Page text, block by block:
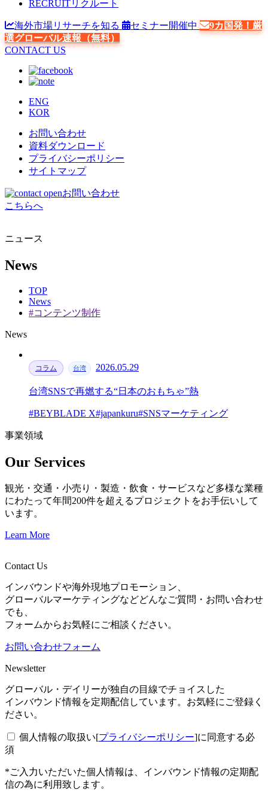
RECRUITリクルート
海外市場リサーチを知る セミナー開催中
9カ国発！厳
選グローバル速報（無料）
CONTACT US
ENG
KOR
お問い合わせ
資料ダウンロード
プライバシーポリシー
サイトマップ
お問い合わせ
こちらへ
ニュース
News
TOP
News
#コンテンツ制作
News
コラム 台湾 2026.05.29
台湾SNSで再燃する“日本のおもちゃ”熱
#BEYBLADE X#japankuru#SNSマーケティング
事業領域
Our Services
観光・交通・小売り・製造・飲食・サービスなど多様な業種
にわたって年間200件を超えるプロジェクトをお手伝いして
います。
Learn More
Contact Us
インバウンドや海外現地プロモーション、
グローバルマーケティングなどどんなご質問・お問い合わせ
でも、
フォームからお気軽にご相談ください。
お問い合わせフォーム
Newsletter
グローバル・デイリーが独自の目線でチョイスした
インバウンド情報を定期配信しています。お気軽にご登録く
ださい。
個人情報の取扱い[プライバシーポリシー]に同意する必
須
*ご入力いただいた個人情報は、インバウンド情報の定期配
信の為に利用致します。